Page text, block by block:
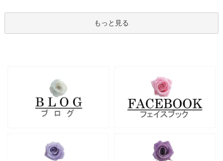
もっと見る